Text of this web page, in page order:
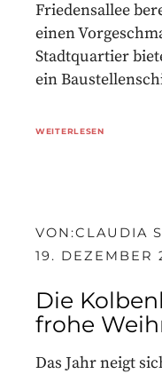
Friedensallee
einen
Stadtquartier
ein
WEITERLESEN
VON:CLAUDIA
19. DEZEMBER
Die
frohe
Das Jahr neigt